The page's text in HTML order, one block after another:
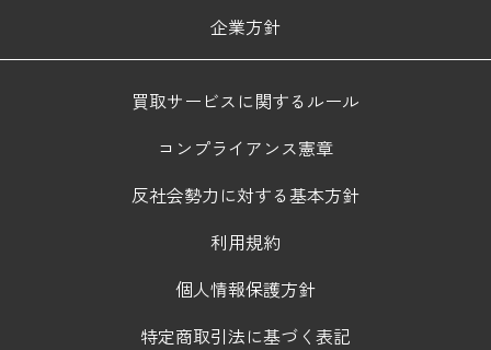
企業方針
買取サービスに関するルール
コンプライアンス憲章
反社会勢力に対する基本方針
利用規約
個人情報保護方針
特定商取引法に基づく表記